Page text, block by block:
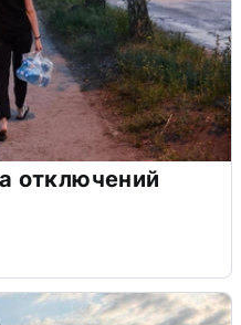
отключений